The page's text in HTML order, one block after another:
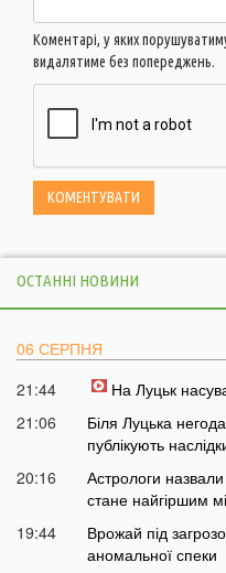
Коментарі, у яких
видалятиме без попереджень.
ОСТАННІ НОВИНИ
06 СЕРПНЯ
21:44
На Луцьк
21:06
Біля Луцька
публікують
20:16
Астрологи
стане найгіршим
19:44
Врожай під
аномальної спеки